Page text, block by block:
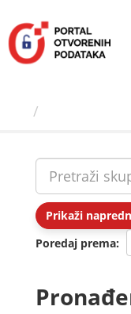
sadržaj
Prikaži
Poredaj prema